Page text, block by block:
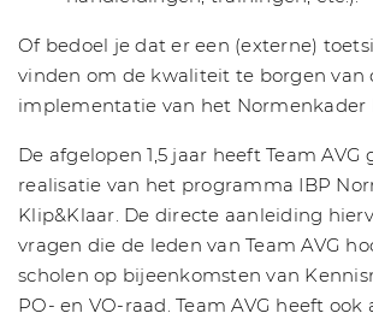
Of bedoel je dat er een (externe)
vinden om de kwaliteit te borgen van
implementatie van het Normenkader
De afgelopen 1,5 jaar heeft Team
realisatie van het programma IBP
Klip&Klaar. De directe aanleiding
vragen die de leden van Team AVG
scholen op bijeenkomsten van
PO- en VO-raad. Team AVG heeft ook